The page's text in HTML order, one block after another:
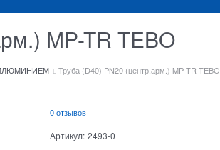
MP-TR TEBO
Труба (D40) PN20 (центр.арм.) MP-TR TEBO
0 отзывов
Артикул: 2493-0